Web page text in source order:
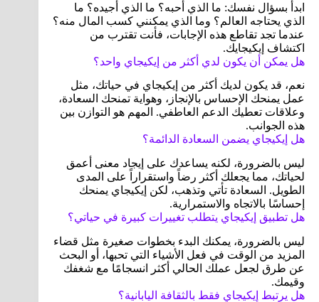
ابدأ بسؤال نفسك: ما الذي أحبه؟ ما الذي أجيده؟ ما
الذي يحتاجه العالم؟ وما الذي يمكنني كسب المال منه؟
عندما تجد تقاطع هذه الإجابات، فأنت تقترب من
اكتشاف إيكيجايك.
هل يمكن أن يكون لدي أكثر من إيكيجاي واحد؟
نعم، قد يكون لديك أكثر من إيكيجاي في حياتك، مثل
عمل يمنحك الإحساس بالإنجاز، وهواية تمنحك السعادة،
وعلاقات تعطيك الدعم العاطفي. المهم هو التوازن بين
هذه الجوانب.
هل إيكيجاي يضمن السعادة الدائمة؟
ليس بالضرورة، لكنه يساعدك على إيجاد معنى أعمق
لحياتك، مما يجعلك أكثر رضاً واستقراراً على المدى
الطويل. السعادة تأتي وتذهب، لكن إيكيجاي يمنحك
إحساسًا بالاتجاه والاستمرارية.
هل تطبيق إيكيجاي يتطلب تغييرات كبيرة في حياتي؟
ليس بالضرورة، يمكنك البدء بخطوات صغيرة مثل قضاء
المزيد من الوقت في فعل الأشياء التي تحبها، أو البحث
عن طرق لجعل عملك الحالي أكثر انسجامًا مع شغفك
وقيمك.
هل يرتبط إيكيجاي فقط بالثقافة اليابانية؟